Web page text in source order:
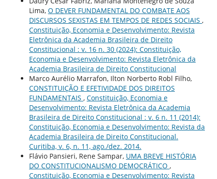
Lima, O DEVER FUNDAMENTAL DO COMBATE AOS
DISCURSOS SEXISTAS EM TEMPOS DE REDES SOCIAIS ,
Constituição, Economia e Desenvolvimento: Revista
Eletrônica da Academia Brasileira de Direito
Constitucional : v. 16 n. 30 (2024): Constituição,
Economia e Desenvolvimento: Revista Eletrônica da
Academia Brasileira de Direito Constitucional
Marco Aurélio Marrafon, Ilton Norberto Robl Filho,
CONSTITUIÇÃO E EFETIVIDADE DOS DIREITOS
FUNDAMENTAIS , Constituição, Economia e
Desenvolvimento: Revista Eletrônica da Academia
Brasileira de Direito Constitucional : v. 6 n. 11 (2014):
Constituição, Economia e Desenvolvimento: Revista da
Academia Brasileira de Direito Constitucional.
Curitiba, v. 6, n. 11, ago./dez. 2014.
Flávio Pansieri, Rene Sampar, UMA BREVE HISTÓRIA
DO CONSTITUCIONALISMO DEMOCRÁTICO ,
Constituição, Economia e Desenvolvimento: Revista